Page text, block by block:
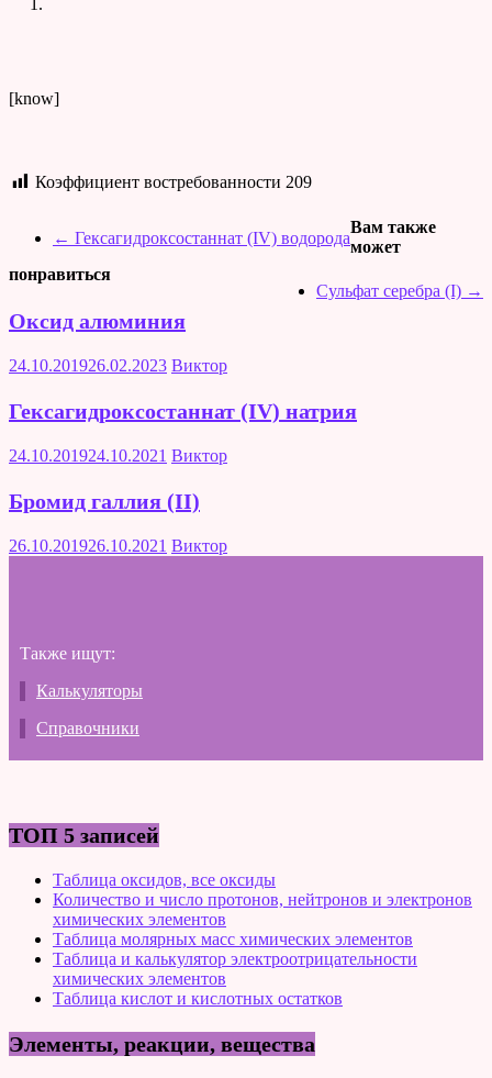
[know]
Коэффициент востребованности 209
← Гексагидроксостаннат (IV) водорода
Сульфат серебра (I) →
Вам также
может
понравиться
Оксид алюминия
24.10.201926.02.2023 Виктор
Гексагидроксостаннат (IV) натрия
24.10.201924.10.2021 Виктор
Бромид галлия (II)
26.10.201926.10.2021 Виктор
Также ищут:
Калькуляторы
Справочники
ТОП 5 записей
Таблица оксидов, все оксиды
Количество и число протонов, нейтронов и электронов
химических элементов
Таблица молярных масс химических элементов
Таблица и калькулятор электроотрицательности
химических элементов
Таблица кислот и кислотных остатков
Элементы, реакции, вещества